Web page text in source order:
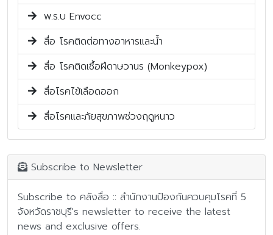
พ.ร.บ Envocc
สื่อ โรคติดต่อทางอาหารและน้ำ
สื่อ โรคติดเชื้อฝีดาษวานร (Monkeypox)
สื่อโรคไข้เลือดออก
สื่อโรคและภัยสุขภาพช่วงฤดูหนาว
Subscribe to Newsletter
Subscribe to คลังสื่อ :: สำนักงานป้องกันควบคุมโรคที่ 5
จังหวัดราชบุรี's newsletter to receive the latest
news and exclusive offers.